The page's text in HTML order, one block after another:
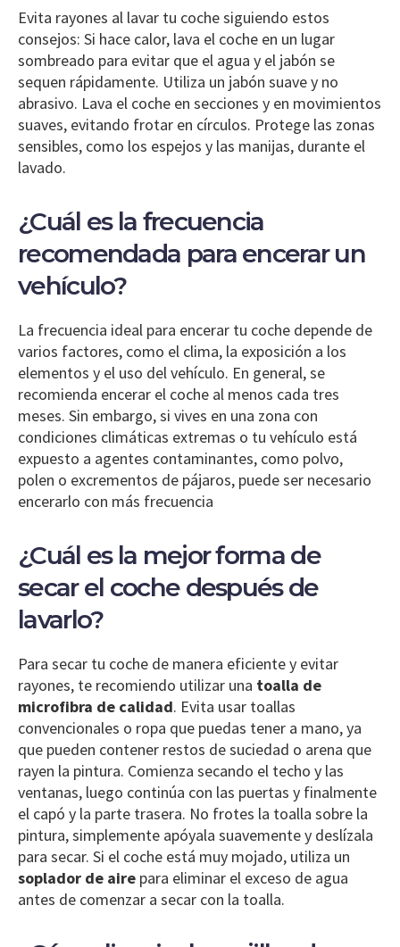
Evita rayones al lavar tu coche siguiendo estos
consejos: Si hace calor, lava el coche en un lugar
sombreado para evitar que el agua y el jabón se
sequen rápidamente. Utiliza un jabón suave y no
abrasivo. Lava el coche en secciones y en movimientos
suaves, evitando frotar en círculos. Protege las zonas
sensibles, como los espejos y las manijas, durante el
lavado.
¿Cuál es la frecuencia
recomendada para encerar un
vehículo?
La frecuencia ideal para encerar tu coche depende de
varios factores, como el clima, la exposición a los
elementos y el uso del vehículo. En general, se
recomienda encerar el coche al menos cada tres
meses. Sin embargo, si vives en una zona con
condiciones climáticas extremas o tu vehículo está
expuesto a agentes contaminantes, como polvo,
polen o excrementos de pájaros, puede ser necesario
encerarlo con más frecuencia
¿Cuál es la mejor forma de
secar el coche después de
lavarlo?
Para secar tu coche de manera eficiente y evitar
rayones, te recomiendo utilizar una toalla de
microfibra de calidad. Evita usar toallas
convencionales o ropa que puedas tener a mano, ya
que pueden contener restos de suciedad o arena que
rayen la pintura. Comienza secando el techo y las
ventanas, luego continúa con las puertas y finalmente
el capó y la parte trasera. No frotes la toalla sobre la
pintura, simplemente apóyala suavemente y deslízala
para secar. Si el coche está muy mojado, utiliza un
soplador de aire para eliminar el exceso de agua
antes de comenzar a secar con la toalla.